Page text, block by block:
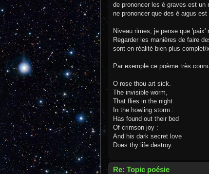
de prononcer les è graves est un
ne prononcer que des é aigus
Niveau rimes, je pense que
Regarder les manières de faire
sont en réalité bien plus
Par exemple ce poème très
O rose thou art sick.
The invisible worm,
That flies in the night
In the howling storm :
Has found out their bed
Of crimson joy :
And his dark secret love
Does thy life destroy.
Re: Topic poésie